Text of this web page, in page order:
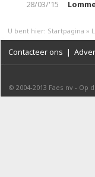
28/03/'15
U bent hier: Startpagina »
Contacteer ons |
© 2004-2013 Faes nv - Op